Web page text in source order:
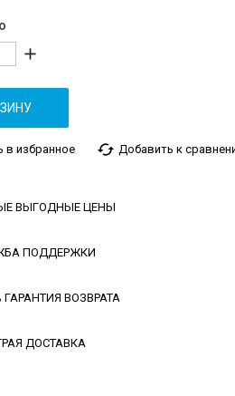
add
в избранное cached Добавить к
ВЫГОДНЫЕ ЦЕНЫ
ПОДДЕРЖКИ
ГАРАНТИЯ ВОЗВРАТА
ДОСТАВКА